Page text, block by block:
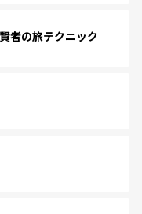
者の旅テクニック